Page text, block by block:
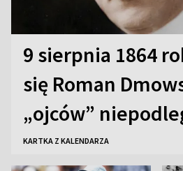
9 sierpnia 1864
się Roman
„ojców”
KARTKA Z KALENDARZA